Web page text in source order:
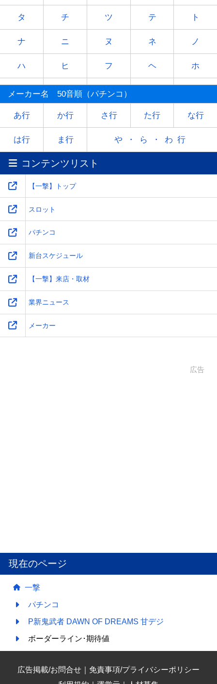
タ チ ツ テ ト
ナ ニ ヌ ネ ノ
ハ ヒ フ ヘ ホ
マ ミ ム
ヤ - ユ - ヨ
ラ リ レ
ワ -
メーカー名 50音順（パチンコ）
あ行 か行 さ行 た行 な行
は行 ま行 や・ら・わ行
コンテンツリスト
【一撃】トップ
スロット
パチンコ
新台スケジュール
【一撃】来店・取材
業界ニュース
メーカー
広告
現在のページ
一撃
パチンコ
P新鬼武者 DAWN OF DREAMS 甘デジ
ボーダーライン･期待値
広告掲載/お問合せ ｜ 免責事項/プライバシーポリシー